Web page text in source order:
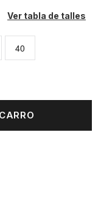
Ver tabla de talles
40